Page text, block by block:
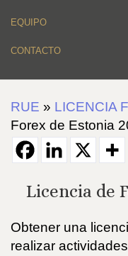
EQUIPO
CONTACTO
RUE » LICENCIA
Forex de Estonia
Licencia de
Obtener una
realizar